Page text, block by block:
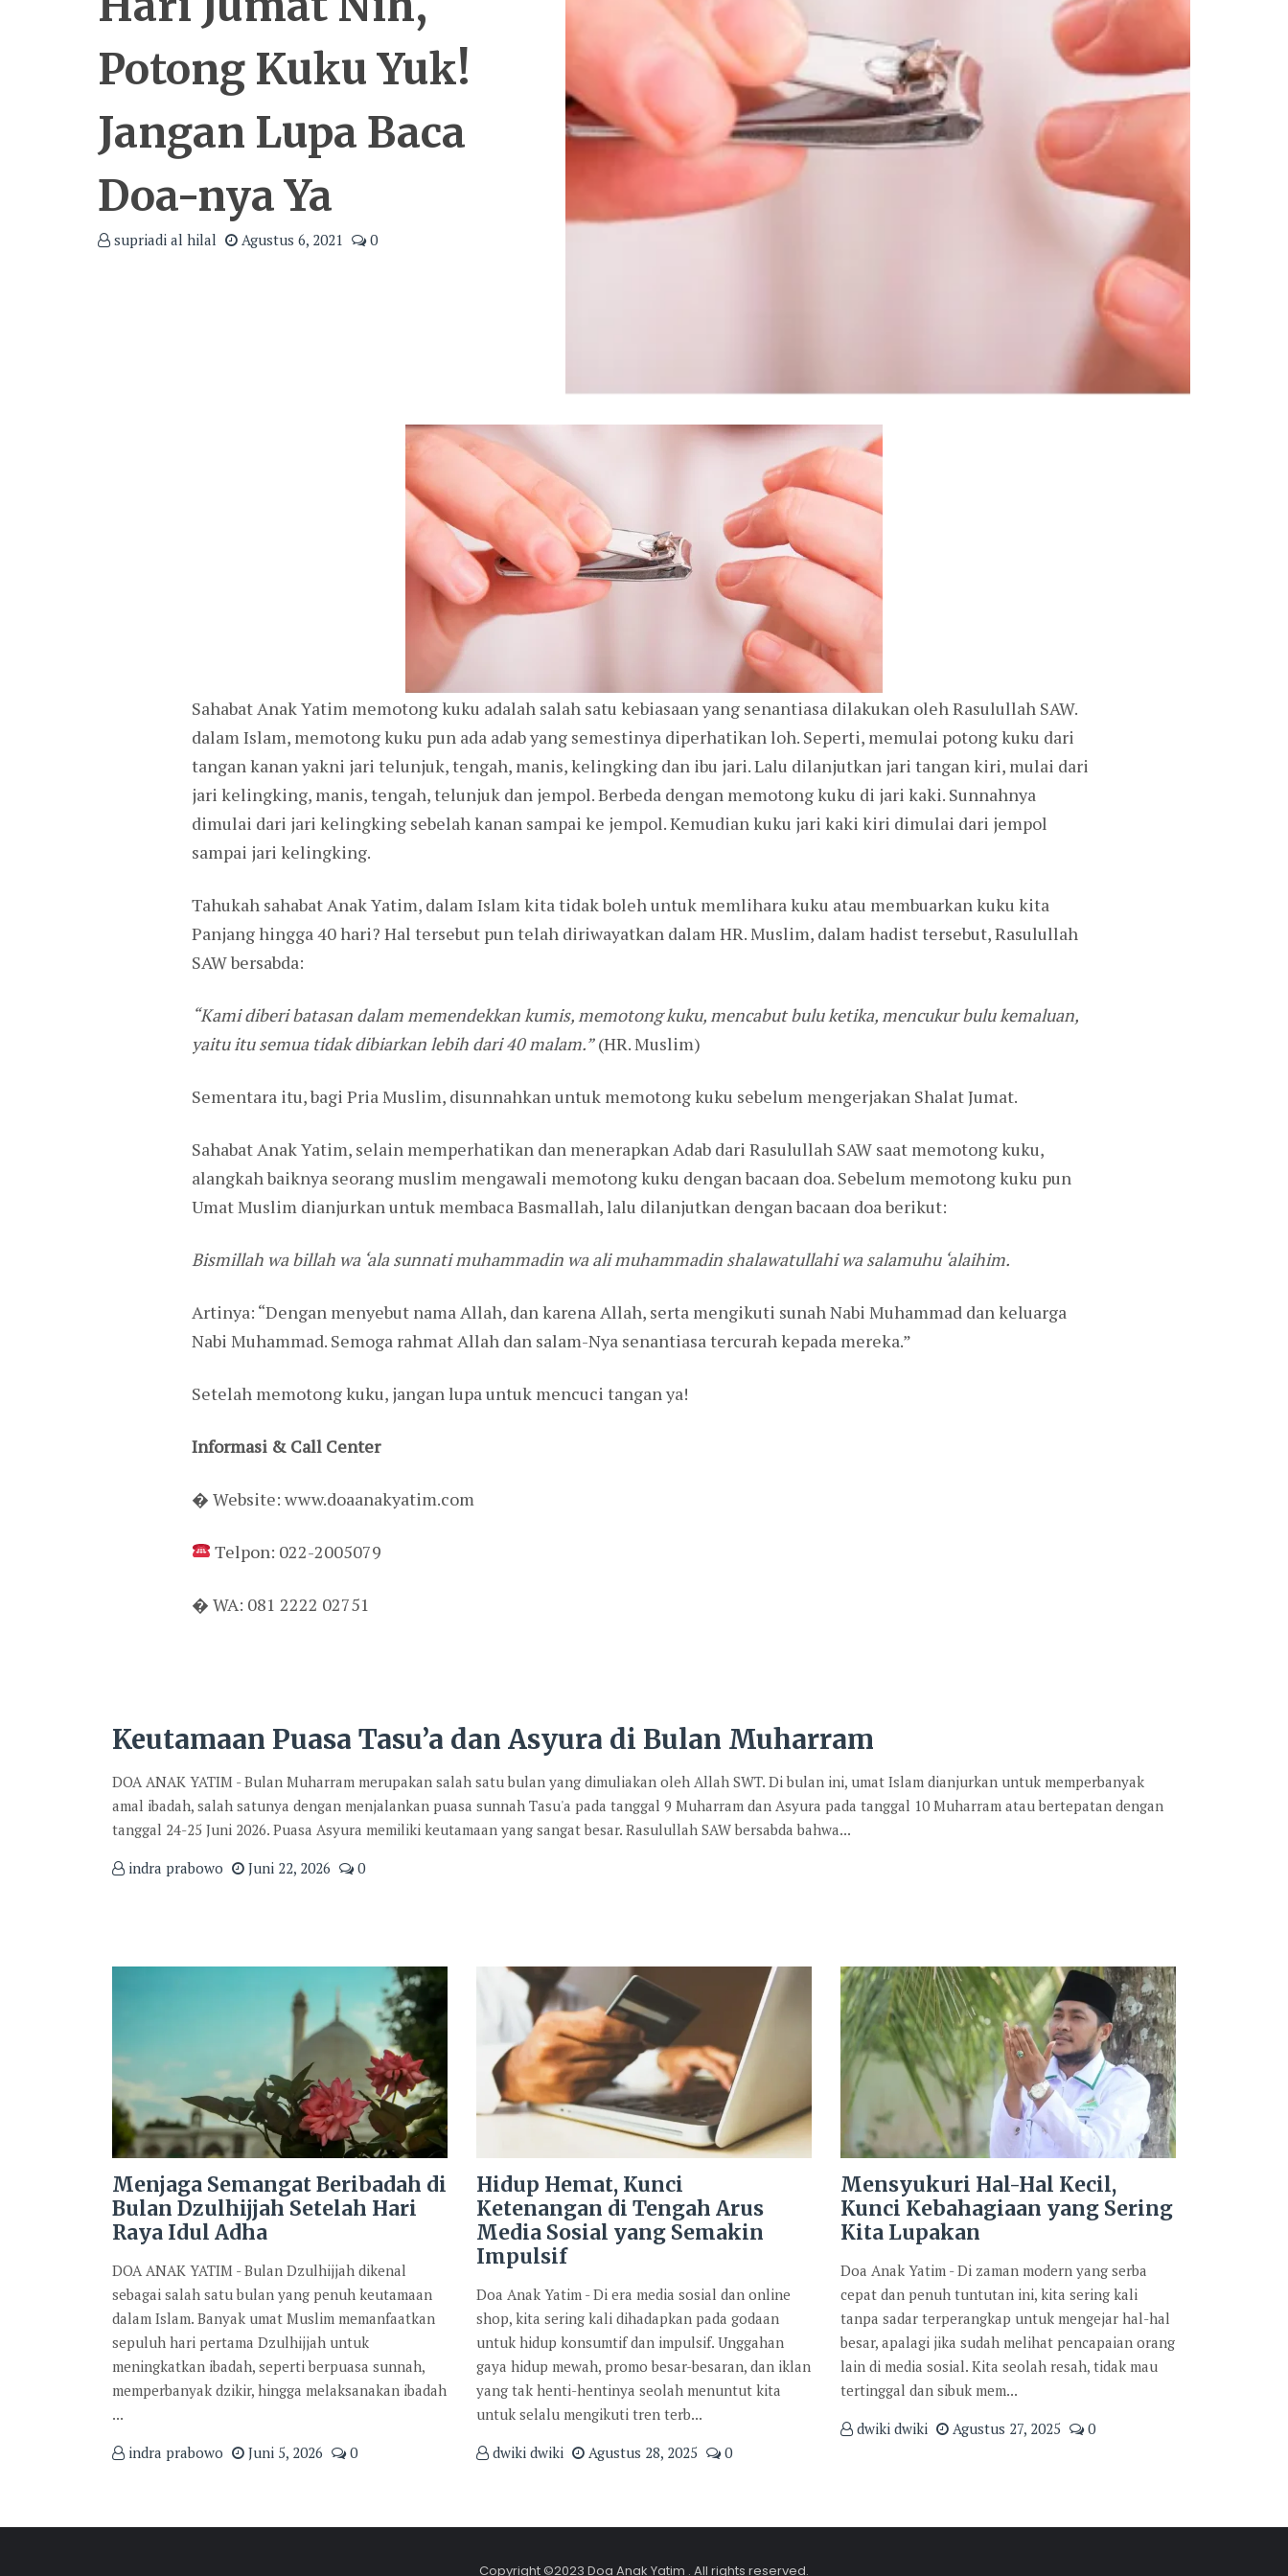
Potong Kuku Yuk!
Jangan Lupa Baca
Doa-nya Ya
supriadi al hilal Agustus 6, 2021 0
Sahabat Anak Yatim memotong kuku adalah salah satu kebiasaan yang senantiasa dilakukan oleh Rasulullah SAW.
dalam Islam, memotong kuku pun ada adab yang semestinya diperhatikan loh. Seperti, memulai potong kuku dari
tangan kanan yakni jari telunjuk, tengah, manis, kelingking dan ibu jari. Lalu dilanjutkan jari tangan kiri, mulai dari
jari kelingking, manis, tengah, telunjuk dan jempol. Berbeda dengan memotong kuku di jari kaki. Sunnahnya
dimulai dari jari kelingking sebelah kanan sampai ke jempol. Kemudian kuku jari kaki kiri dimulai dari jempol
sampai jari kelingking.
Tahukah sahabat Anak Yatim, dalam Islam kita tidak boleh untuk memlihara kuku atau membuarkan kuku kita
Panjang hingga 40 hari? Hal tersebut pun telah diriwayatkan dalam HR. Muslim, dalam hadist tersebut, Rasulullah
SAW bersabda:
“Kami diberi batasan dalam memendekkan kumis, memotong kuku, mencabut bulu ketika, mencukur bulu kemaluan,
yaitu itu semua tidak dibiarkan lebih dari 40 malam.”(HR. Muslim)
Sementara itu, bagi Pria Muslim, disunnahkan untuk memotong kuku sebelum mengerjakan Shalat Jumat.
Sahabat Anak Yatim, selain memperhatikan dan menerapkan Adab dari Rasulullah SAW saat memotong kuku,
alangkah baiknya seorang muslim mengawali memotong kuku dengan bacaan doa. Sebelum memotong kuku pun
Umat Muslim dianjurkan untuk membaca Basmallah, lalu dilanjutkan dengan bacaan doa berikut:
Bismillah wa billah wa ‘ala sunnati muhammadin wa ali muhammadin shalawatullahi wa salamuhu ‘alaihim.
Artinya: “Dengan menyebut nama Allah, dan karena Allah, serta mengikuti sunah Nabi Muhammad dan keluarga
Nabi Muhammad. Semoga rahmat Allah dan salam-Nya senantiasa tercurah kepada mereka.”
Setelah memotong kuku, jangan lupa untuk mencuci tangan ya!
Informasi & Call Center
� Website: www.doaanakyatim.com
Telpon: 022-2005079
� WA: 081 2222 02751
Keutamaan Puasa Tasu’a dan Asyura di Bulan Muharram
DOA ANAK YATIM - Bulan Muharram merupakan salah satu bulan yang dimuliakan oleh Allah SWT. Di bulan ini, umat Islam dianjurkan untuk memperbanyak
amal ibadah, salah satunya dengan menjalankan puasa sunnah Tasu'a pada tanggal 9 Muharram dan Asyura pada tanggal 10 Muharram atau bertepatan dengan
tanggal 24-25 Juni 2026. Puasa Asyura memiliki keutamaan yang sangat besar. Rasulullah SAW bersabda bahwa...
indra prabowo
Juni 22, 2026 0
Menjaga Semangat Beribadah di
Bulan Dzulhijjah Setelah Hari
Raya Idul Adha
DOA ANAK YATIM - Bulan Dzulhijjah dikenal
sebagai salah satu bulan yang penuh keutamaan
dalam Islam. Banyak umat Muslim memanfaatkan
sepuluh hari pertama Dzulhijjah untuk
meningkatkan ibadah, seperti berpuasa sunnah,
memperbanyak dzikir, hingga melaksanakan ibadah
...
indra prabowo
Juni 5, 2026 0
Hidup Hemat, Kunci
Ketenangan di Tengah Arus
Media Sosial yang Semakin
Impulsif
Doa Anak Yatim - Di era media sosial dan online
shop, kita sering kali dihadapkan pada godaan
untuk hidup konsumtif dan impulsif. Unggahan
gaya hidup mewah, promo besar-besaran, dan iklan
yang tak henti-hentinya seolah menuntut kita
untuk selalu mengikuti tren terb...
dwiki dwiki
Agustus 28, 2025 0
Mensyukuri Hal-Hal Kecil,
Kunci Kebahagiaan yang Sering
Kita Lupakan
Doa Anak Yatim - Di zaman modern yang serba
cepat dan penuh tuntutan ini, kita sering kali
tanpa sadar terperangkap untuk mengejar hal-hal
besar, apalagi jika sudah melihat pencapaian orang
lain di media sosial. Kita seolah resah, tidak mau
tertinggal dan sibuk mem...
dwiki dwiki
Agustus 27, 2025 0
Copyright ©2023 Doa Anak Yatim . All rights reserved.